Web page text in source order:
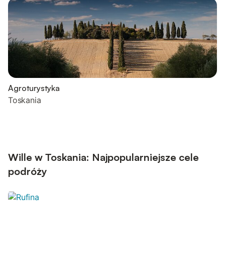
Agroturystyka
Toskania
Wille w Toskania: Najpopularniejsze cele
podróży